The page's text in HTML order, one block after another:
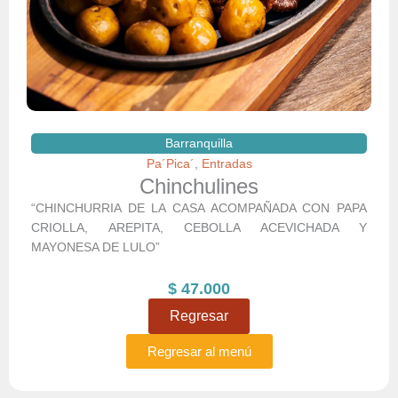
Barranquilla
Pa´Pica´, Entradas
Chinchulines
“CHINCHURRIA DE LA CASA ACOMPAÑADA CON PAPA
CRIOLLA, AREPITA, CEBOLLA ACEVICHADA Y
MAYONESA DE LULO”
$ 47.000
Regresar
Regresar al menú